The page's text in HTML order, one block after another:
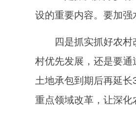
设的重要内容。要加强
四是抓实抓好农
村优先发展，还是要
土地承包到期后再延
重点领域改革，让深化